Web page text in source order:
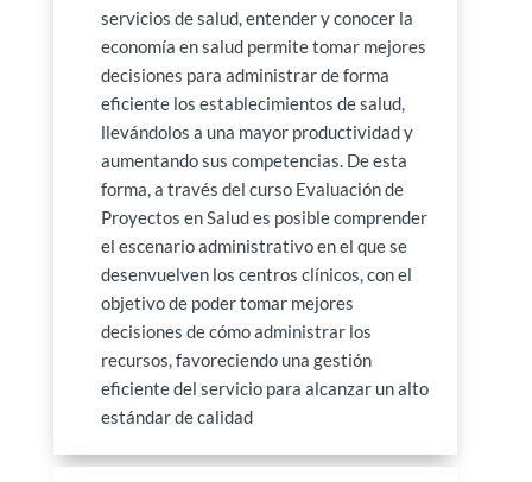
servicios de salud, entender y conocer la
economía en salud permite tomar mejores
decisiones para administrar de forma
eficiente los establecimientos de salud,
llevándolos a una mayor productividad y
aumentando sus competencias. De esta
forma, a través del curso Evaluación de
Proyectos en Salud es posible comprender
el escenario administrativo en el que se
desenvuelven los centros clínicos, con el
objetivo de poder tomar mejores
decisiones de cómo administrar los
recursos, favoreciendo una gestión
eficiente del servicio para alcanzar un alto
estándar de calidad